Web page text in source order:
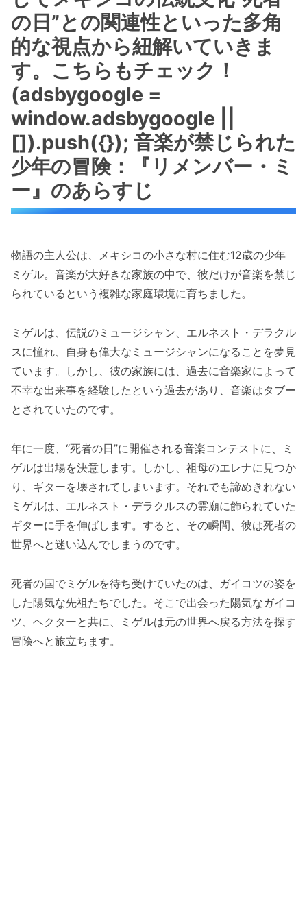
の日”との関連性といった多角
的な視点から紐解いていきま
す。こちらもチェック！
(adsbygoogle =
window.adsbygoogle ||
[]).push({}); 音楽が禁じられた
少年の冒険：『リメンバー・ミ
ー』のあらすじ
物語の主人公は、メキシコの小さな村に住む12歳の少年
ミゲル。音楽が大好きな家族の中で、彼だけが音楽を禁じ
られているという複雑な家庭環境に育ちました。
ミゲルは、伝説のミュージシャン、エルネスト・デラクル
スに憧れ、自身も偉大なミュージシャンになることを夢見
ています。しかし、彼の家族には、過去に音楽家によって
不幸な出来事を経験したという過去があり、音楽はタブー
とされていたのです。
年に一度、“死者の日”に開催される音楽コンテストに、ミ
ゲルは出場を決意します。しかし、祖母のエレナに見つか
り、ギターを壊されてしまいます。それでも諦めきれない
ミゲルは、エルネスト・デラクルスの霊廟に飾られていた
ギターに手を伸ばします。すると、その瞬間、彼は死者の
世界へと迷い込んでしまうのです。
死者の国でミゲルを待ち受けていたのは、ガイコツの姿を
した陽気な先祖たちでした。そこで出会った陽気なガイコ
ツ、ヘクターと共に、ミゲルは元の世界へ戻る方法を探す
冒険へと旅立ちます。